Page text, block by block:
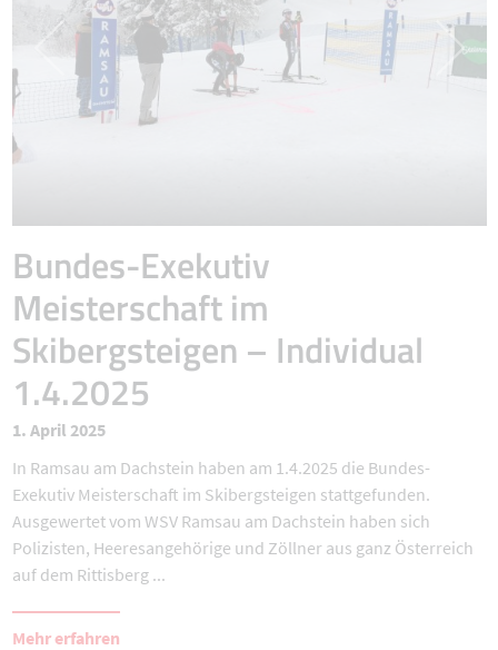
Bundes-Exekutiv
Meisterschaft im
Skibergsteigen – Individual
1.4.2025
1. April 2025
In Ramsau am Dachstein haben am 1.4.2025 die Bundes-
Exekutiv Meisterschaft im Skibergsteigen stattgefunden.
Ausgewertet vom WSV Ramsau am Dachstein haben sich
Polizisten, Heeresangehörige und Zöllner aus ganz Österreich
auf dem Rittisberg ...
Mehr erfahren